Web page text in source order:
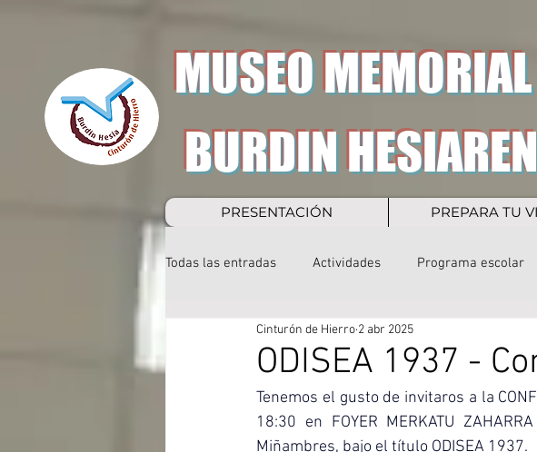
MUSEO
PRESENTACIÓN PREPARA TU
BURDIN
Todas las entradas Actividades Programa escolar
ODISEA 1937 -
Cinturón de Hierro 2 abr 2025
Tenemos el gusto de invitaros a la
18:30 en FOYER MERKATU
Miñambres, bajo el título ODISEA 1937.